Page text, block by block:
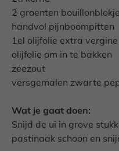
2 groenten
handvol pijnboompitten
1el olijfolie extra vergine
olijfolie om in te bakken
zeezout
versgemalen zwarte
Wat je gaat doen:
Snijd de ui in grove
pastinaak schoon en